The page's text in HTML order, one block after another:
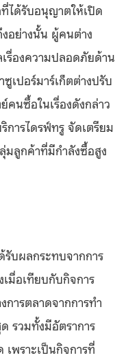
ได้รับอนุญาตให้เปิด
งอย่างนั้น ผู้คนต่าง
รื่องความปลอดภัยด้าน
เปอร์มาร์เก็ตต่างปรับ
คนซื้อในเรื่องดังกล่าว
การไดรฟ์ทรู จัดเตรียม
มลูกค้าที่มีกำลังซื้อสูง
บผลกระทบจากการ
มื่อเทียบกับกิจการ
ารตลาดจากการทำ
รวมทั้งมีอัตราการ
พราะเป็นกิจการที่